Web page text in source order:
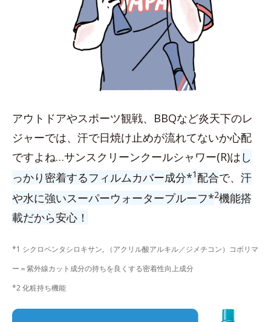
アウトドアやスポーツ観戦、BBQなど炎天下のレ
ジャーでは、汗で日焼け止めが流れてないか心配
ですよね…サンスクリーンクールシャワー(R)は し
っかり密着するフィルムカバー成分*1配合で、 汗
や水に強いスーパーウォータープルーフ*2機能搭
載だから安心！
*1 シクロペンタシロキサン, （アクリル酸アルキル／ジメチコン）コポリマ
ー＝紫外線カット成分の持ちを良くする密着性向上成分
*2 化粧持ち機能